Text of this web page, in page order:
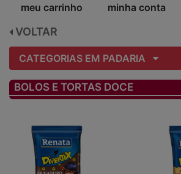
meu carrinho minha conta
VOLTAR
CATEGORIAS EM PADARIA
BOLOS E TORTAS DOCE